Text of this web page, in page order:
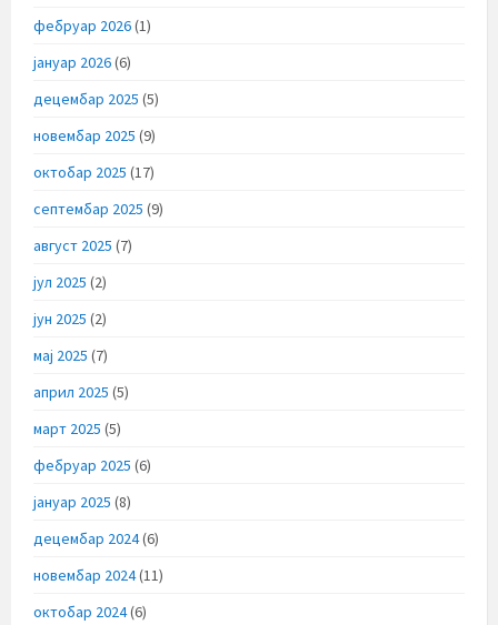
фебруар 2026(1)
јануар 2026(6)
децембар 2025 (5)
новембар 2025 (9)
октобар 2025 (17)
септембар 2025 (9)
август 2025 (7)
јул 2025 (2)
јун 2025 (2)
мај 2025 (7)
април 2025 (5)
март 2025 (5)
фебруар 2025 (6)
јануар 2025 (8)
децембар 2024(6)
новембар 2024(11)
октобар 2024(6)